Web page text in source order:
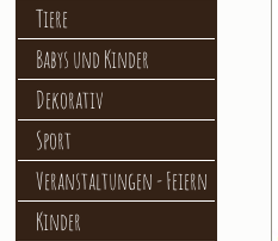
Tiere
Babys und Kinder
Dekorativ
Sport
Veranstaltungen - Feiern
Kinder